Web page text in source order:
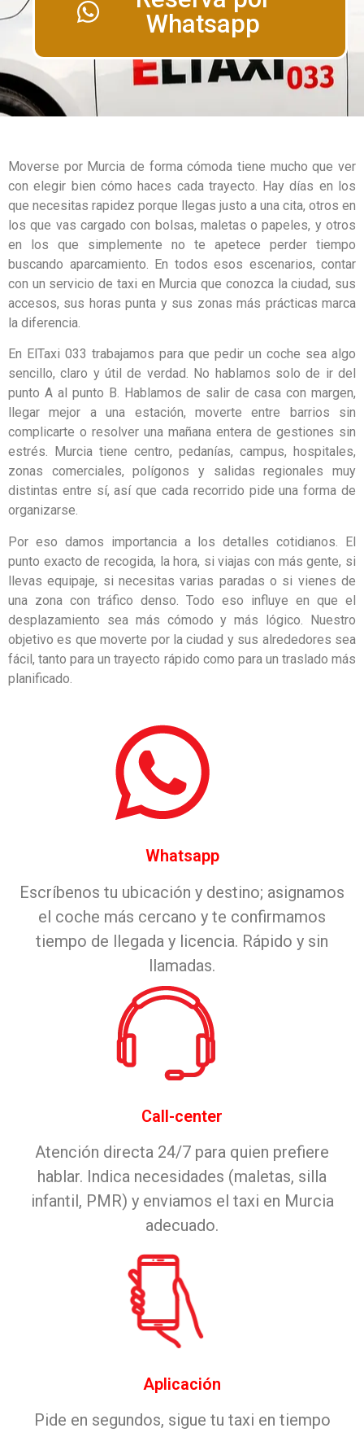
Whatsapp
Moverse por Murcia de forma cómoda tiene mucho que ver
con elegir bien cómo haces cada trayecto. Hay días en los
que necesitas rapidez porque llegas justo a una cita, otros en
los que vas cargado con bolsas, maletas o papeles, y otros
en los que simplemente no te apetece perder tiempo
buscando aparcamiento. En todos esos escenarios, contar
con un servicio de taxi en Murcia que conozca la ciudad, sus
accesos, sus horas punta y sus zonas más prácticas marca
la diferencia.
En ElTaxi 033 trabajamos para que pedir un coche sea algo
sencillo, claro y útil de verdad. No hablamos solo de ir del
punto A al punto B. Hablamos de salir de casa con margen,
llegar mejor a una estación, moverte entre barrios sin
complicarte o resolver una mañana entera de gestiones sin
estrés. Murcia tiene centro, pedanías, campus, hospitales,
zonas comerciales, polígonos y salidas regionales muy
distintas entre sí, así que cada recorrido pide una forma de
organizarse.
Por eso damos importancia a los detalles cotidianos. El
punto exacto de recogida, la hora, si viajas con más gente, si
llevas equipaje, si necesitas varias paradas o si vienes de
una zona con tráfico denso. Todo eso influye en que el
desplazamiento sea más cómodo y más lógico. Nuestro
objetivo es que moverte por la ciudad y sus alrededores sea
fácil, tanto para un trayecto rápido como para un traslado más
planificado.
Whatsapp
Escríbenos tu ubicación y destino; asignamos
el coche más cercano y te confirmamos
tiempo de llegada y licencia. Rápido y sin
llamadas.
Call-center
Atención directa 24/7 para quien prefiere
hablar. Indica necesidades (maletas, silla
infantil, PMR) y enviamos el taxi en Murcia
adecuado.
Aplicación
Pide en segundos, sigue tu taxi en tiempo